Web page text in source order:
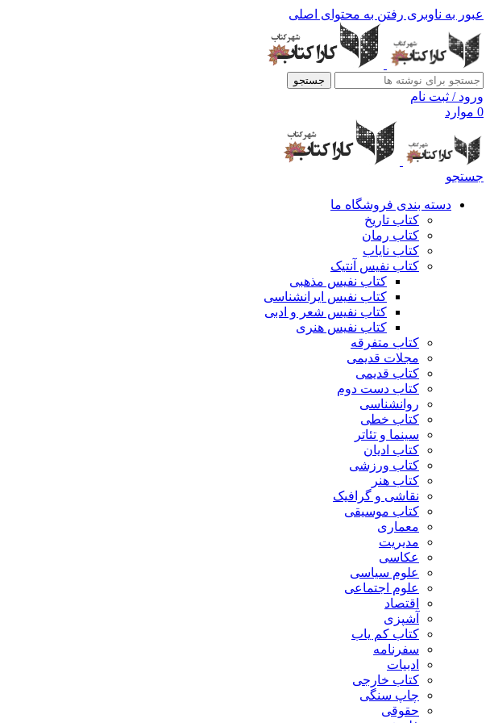
عبور به ناوبری رفتن به محتوای اصلی
جستجو
ورود / ثبت نام
0 موارد
جستجو
دسته بندی فروشگاه ما
کتاب تاریخ
کتاب رمان
کتاب نایاب
کتاب نفیس آنتیک
کتاب نفیس مذهبی
کتاب نفیس ایرانشناسی
کتاب نفیس شعر و ادبی
کتاب نفیس هنری
کتاب متفرقه
مجلات قدیمی
کتاب قدیمی
کتاب دست دوم
روانشناسی
کتاب خطی
سینما و تئاتر
کتاب ادیان
کتاب ورزشی
کتاب هنر
نقاشی و گرافیک
کتاب موسیقی
معماری
مدیریت
عکاسی
علوم سیاسی
علوم اجتماعی
اقتصاد
آشپزی
کتاب کم یاب
سفرنامه
ادبیات
کتاب خارجی
چاپ سنگی
حقوقی